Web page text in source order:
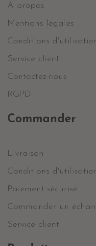
A propos
Mentions légales
Conditions
Service client
Contactez-nous
RGPD
Commander
Livraison
Conditions
Paiement sécurisé
Commander un
Service client